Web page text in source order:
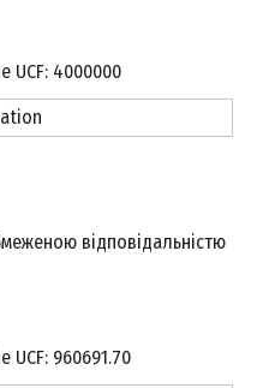
UCF: 4000000
відповідальністю
UCF: 960691.70